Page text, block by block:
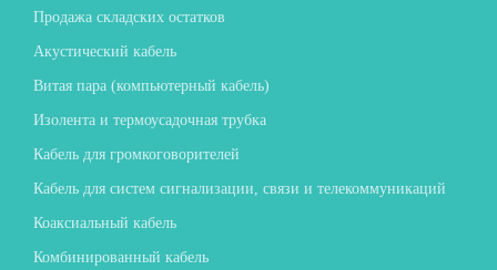
Продажа складских остатков
Акустический кабель
Витая пара (компьютерный кабель)
Изолента и термоусадочная трубка
Кабель для громкоговорителей
Кабель для систем сигнализации, связи и телекоммуникаций
Коаксиальный кабель
Комбинированный кабель